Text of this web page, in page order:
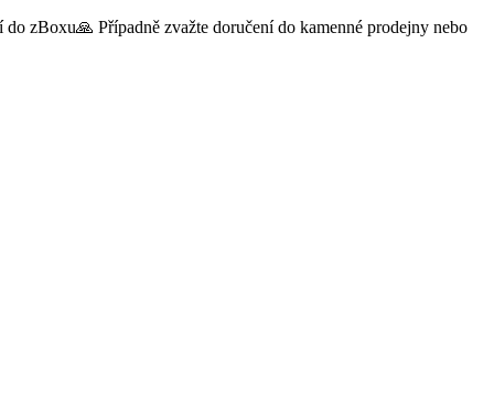
zBoxu🙏 Případně zvažte doručení do kamenné prodejny nebo